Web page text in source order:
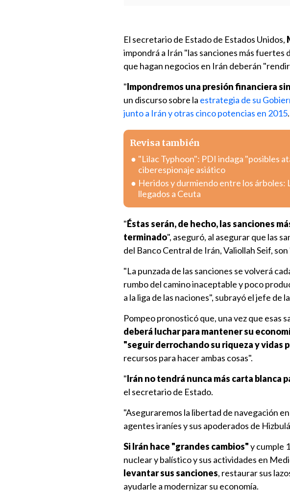
El secretario de Estado de Estados Unidos,
impondrá a Irán "las sanciones más fuertes
que hagan negocios en Irán deberán
"Impondremos una presión financiera
un discurso sobre la estrategia de su
junto a Irán y otras cinco potencias en 2015.
Revisa también
"Lilac Typhoon": PDI indaga "posibles
ciberespionaje asiático
Heridos y durmiendo entre los
llegados a Ceuta
"Éstas serán, de hecho, las sanciones
terminado", aseguró, al asegurar que las
del Banco Central de Irán, Valiollah Seif,
"La punzada de las sanciones se volverá
rumbo del camino inaceptable y poco
a la liga de las naciones", subrayó el jefe de
Pompeo pronosticó que, una vez que esas
deberá luchar para mantener su
"seguir derrochando su riqueza y vidas
recursos para hacer ambas cosas".
"Irán no tendrá nunca más carta blanca
el secretario de Estado.
"Aseguraremos la libertad de navegación
agentes iraníes y sus apoderados de
Si Irán hace "grandes cambios"y cumple
nuclear y balístico y sus actividades en
levantar sus sanciones, restaurar sus
ayudarle a modernizar su economía.